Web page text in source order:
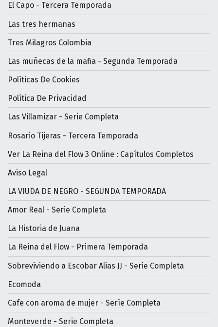
El Capo - Tercera Temporada
Las tres hermanas
Tres Milagros Colombia
Las muñecas de la mafia - Segunda Temporada
Políticas De Cookies
Política De Privacidad
Las Villamizar - Serie Completa
Rosario Tijeras - Tercera Temporada
Ver La Reina del Flow 3 Online : Capítulos Completos
Aviso Legal
LA VIUDA DE NEGRO - SEGUNDA TEMPORADA
Amor Real - Serie Completa
La Historia de Juana
La Reina del Flow - Primera Temporada
Sobreviviendo a Escobar Alias JJ - Serie Completa
Ecomoda
Cafe con aroma de mujer - Serìe Completa
Monteverde - Serie Completa